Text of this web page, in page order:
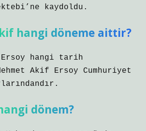
kaydoldu.
hangi döneme aittir?
Ersoy hangi tarih
Akif Ersoy Cumhuriyet
dönem?